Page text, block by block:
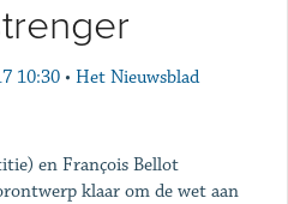
10:30 • Het Nieuwsblad
en François Bellot
klaar om de wet aan